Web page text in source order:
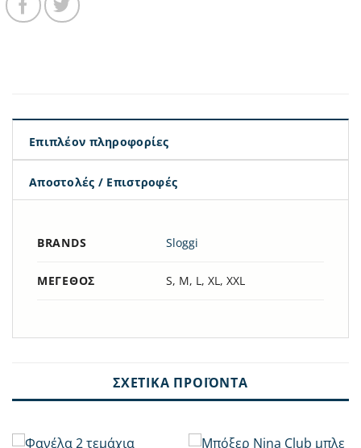
Επιπλέον πληροφορίες
Αποστολές / Επιστροφές
BRANDS Sloggi
ΜΈΓΕΘΟΣ S, M, L, XL, XXL
ΣΧΕΤΙΚΆ ΠΡΟΪΌΝΤΑ